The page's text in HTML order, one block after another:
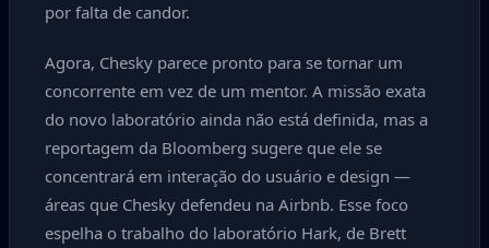
por falta de candor.
Agora, Chesky parece pronto para se tornar um
concorrente em vez de um mentor. A missão exata
do novo laboratório ainda não está definida, mas a
reportagem da Bloomberg sugere que ele se
concentrará em interação do usuário e design —
áreas que Chesky defendeu na Airbnb. Esse foco
espelha o trabalho do laboratório Hark, de Brett